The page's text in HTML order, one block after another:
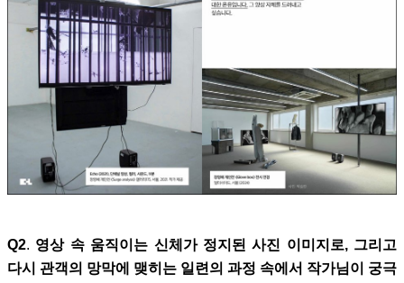
Q2. 영상 속 움직이는 신체가 정지된 사진 이미지로, 그리고
다시 관객의 망막에 맺히는 일련의 과정 속에서 작가님이 궁극